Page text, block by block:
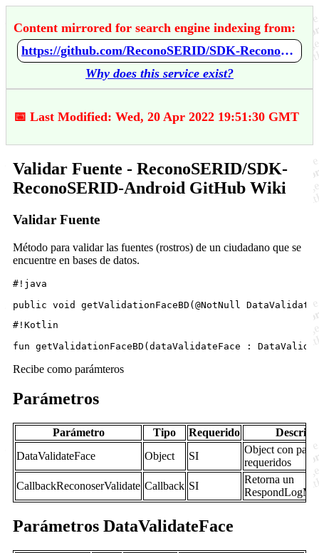
Content mirrored for search engine indexing from:
https://github.com/ReconoSERID/SDK-ReconoSERID-Android/wiki/Validar-Fuente
Why does this service exist?
📅 Last Modified: Wed, 20 Apr 2022 19:51:30 GMT
Validar Fuente - ReconoSERID/SDK-
ReconoSERID-Android GitHub Wiki
Validar Fuente
Método para validar las fuentes (rostros) de un ciudadano que se
encuentre en bases de datos.
#!java
#!Kotlin
Recibe como parámteros
Parámetros
Parámetro Tipo Requerido
DataValidateFace
Object SI
Object con
requeridos
CallbackReconoserValidate Callback SI
Retorna un
Parámetros DataValidateFace